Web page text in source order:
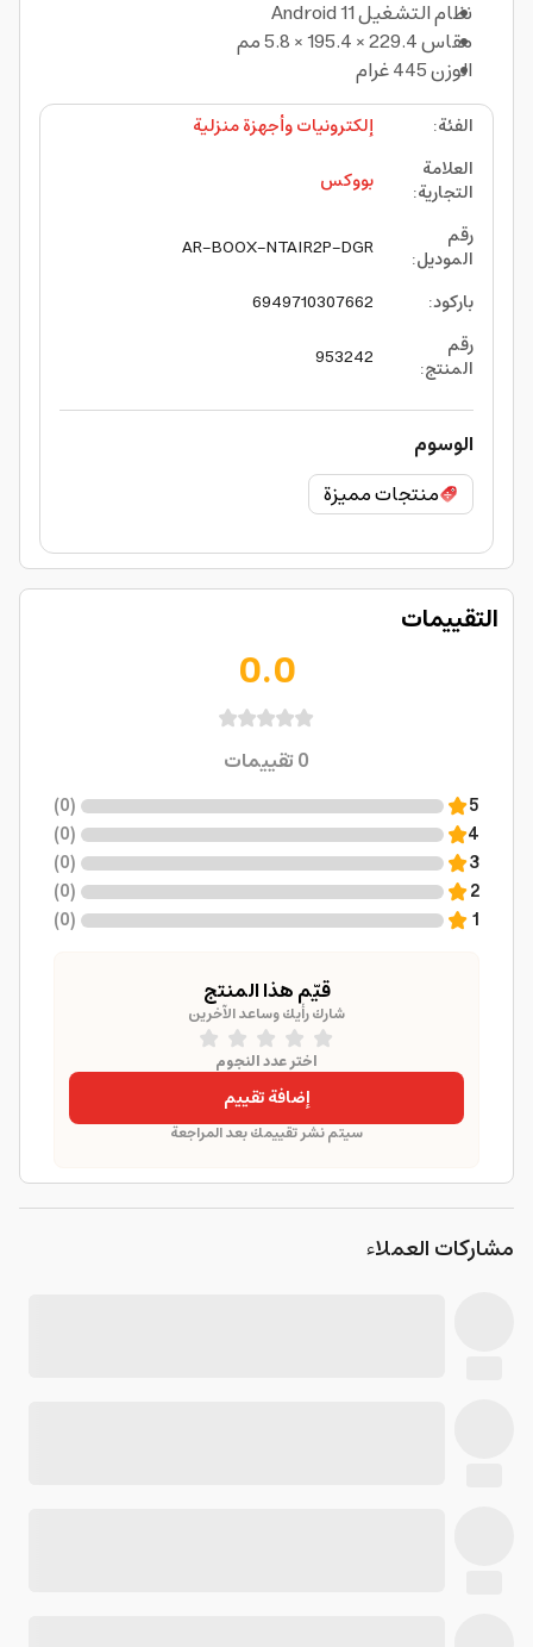
نظام التشغيل Android 11
مقاس 229.4 × 195.4 × 5.8 مم
الوزن 445 غرام
الفئة:
إلكترونيات وأجهزة منزلية
العلامة
التجارية:
بووكس
رقم
الموديل:
AR-BOOX-NTAIR2P-DGR
باركود:
6949710307662
رقم
المنتج:
953242
الوسوم
منتجات مميزة
التقييمات
0.0
0تقييمات
5
(
0
)
4
(
0
)
3
(
0
)
2
(
0
)
1
(
0
)
قيّم هذا المنتج
شارك رأيك وساعد الآخرين
اختر عدد النجوم
إضافة تقييم
سيتم نشر تقييمك بعد المراجعة
مشاركات العملاء